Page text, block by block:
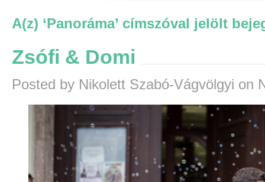
A(z) ‘Panoráma’ címszóval jelölt
Zsófi & Domi
Posted by Nikolett Szabó-Vágvölgyi on